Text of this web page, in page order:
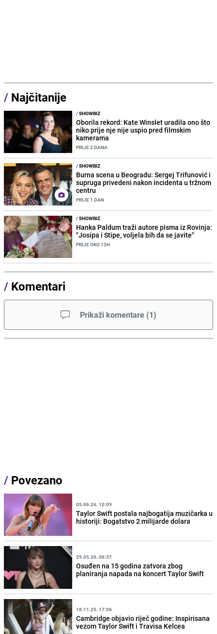
/ Najčitanije
/SHOWBIZ
Oborila rekord: Kate Winslet uradila ono što
niko prije nje nije uspio pred filmskim
kamerama
PRIJE 2 DANA
/SHOWBIZ
Burna scena u Beogradu: Sergej Trifunović i
supruga privedeni nakon incidenta u tržnom
centru
PRIJE 1 DAN
/SHOWBIZ
Hanka Paldum traži autore pisma iz Rovinja:
"Josipa i Stipe, voljela bih da se javite"
PRIJE OKO 13H
/ Komentari
Prikaži komentare (1)
/ Povezano
05.06.26. 10:09
Taylor Swift postala najbogatija muzičarka u
historiji: Bogatstvo 2 milijarde dolara
29.05.26. 06:37
Osuđen na 15 godina zatvora zbog
planiranja napada na koncert Taylor Swift
18.11.25. 17:06
Cambridge objavio riječ godine: Inspirisana
vezom Taylor Swift i Travisa Kelcea